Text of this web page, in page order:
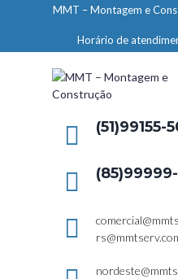
ENGENHARIA
LIMPEZA E CONSERVAÇÃO
MANUTENÇÃO PREDIAL
ELEVADORES – PREPARAÇÃO DE
MMT – Montagem e
Horário de
(51)99155-